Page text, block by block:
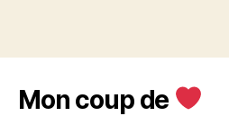
Mon coup de